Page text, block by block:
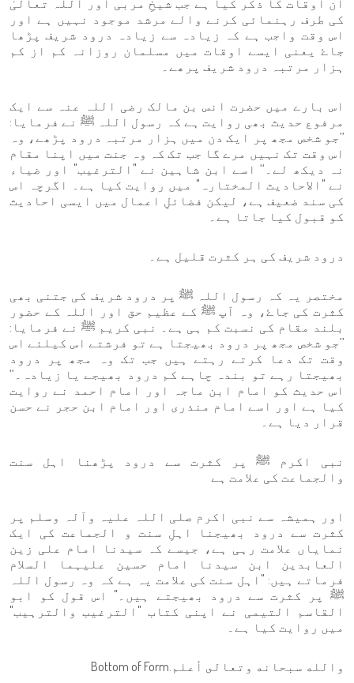
ان اوقات کا ذکر کیا ہے جب شیخِ مربی اور اللہ تعالیٰ
کی طرف رہنمائی کرنے والے مرشد موجود نہیں ہے اور
اس وقت واجب ہے کہ زیادہ سے زیادہ درود شریف پڑھا
جاۓ یعنی ایسے اوقات میں مسلمان روزانہ کم از کم
ہزار مرتبہ درود شریف پرھے۔
اس بارے میں حضرت انس بن مالک رضی اللہ عنہ سے ایک
مرفوع حدیث بھی روایت ہے کہ رسول اللہ ﷺ نے فرمایا:
’’جو شخص مجھ پر ایک دن میں ہزار مرتبہ درود پڑھے، وہ
اس وقت تک نہیں مرے گا جب تک کہ وہ جنت میں اپنا مقام
نہ دیکھ لے۔‘‘ اسے ابن شاہین نے "الترغیب" اور ضیاء
نے "الاحادیث المختارہ" میں روایت کیا ہے۔ اگرچہ اس
کی سند ضعیف ہے، لیکن فضائلِ اعمال میں ایسی احادیث
کو قبول کیا جاتا ہے۔
درود شریف کی ہر کثرت قلیل ہے۔
مختصر یہ کہ رسول اللہ ﷺ پر درود شریف کی جتنی بھی
کثرت کی جاۓ، وہ آپ ﷺ کے عظیم حق اور اللہ کے حضور
بلند مقام کی نسبت کم ہی ہے۔ نبی کریم ﷺ نے فرمایا:
’’جو شخص مجھ پر درود بھیجتا ہے تو فرشتے اس کیلئے اس
وقت تک دعا کرتے رہتے ہیں جب تک وہ مجھ پر درود
بھیجتا رہے تو بندہ چاہے کم درود بھیجے یا زیادہ۔‘‘
اس حدیث کو امام ابن ماجہ اور امام احمد نے روایت
کیا ہے اور اسے امام منذری اور امام ابن حجر نے حسن
قرار دیا ہے۔
نبی اکرم ﷺ پر کثرت سے درود پڑھنا اہل سنت
والجماعت کی علامت ہے
اور ہمیشہ سے نبی اکرم صلی اللہ علیہ وآلہ وسلم پر
کثرت سے درود بھیجنا اہلِ سنت و الجماعت کی ایک
نمایاں علامت رہی ہے، جیسے کہ سیدنا امام علی زین
العابدین ابن سیدنا امام حسین علیہما السلام
فرماتے ہیں: "اہل سنت کی علامت یہ ہے کہ وہ رسول اللہ
ﷺ پر کثرت سے درود بھیجتے ہیں۔" اس قول کو ابو
القاسم التیمی نے اپنی کتاب "الترغیب والترہیب"
میں روایت کیا ہے۔
والله سبحانه وتعالى أعلم.Bottom of Form